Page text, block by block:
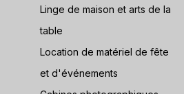
Linge de maison et arts de la
table
Location de matériel de fête
et d'événements